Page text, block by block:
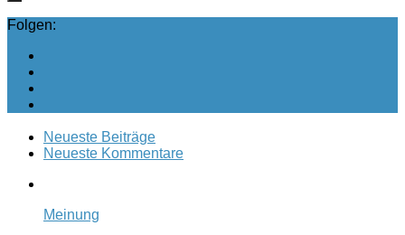
Folgen:
Neueste Beiträge
Neueste Kommentare
Meinung